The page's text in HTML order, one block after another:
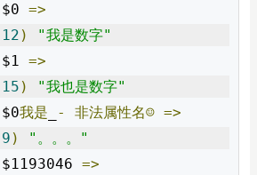
$0 =>
12 )
"我是数字"
$1 =>
15 )
"我也是数字"
$0我是 - 非法属性名☺ =>
9 )
"。。。"
$1193046 =>